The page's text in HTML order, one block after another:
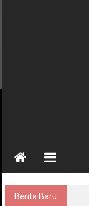
Berita Baru: